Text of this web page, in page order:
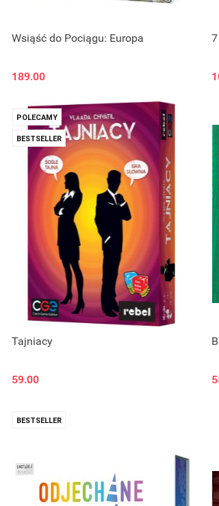
Wsiąść do Pociągu: Europa
189.00
POLECAMY
BESTSELLER
Tajniacy
59.00
BESTSELLER